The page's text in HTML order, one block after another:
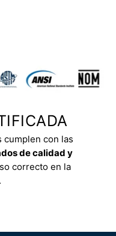
con las
de calidad y
correcto en la